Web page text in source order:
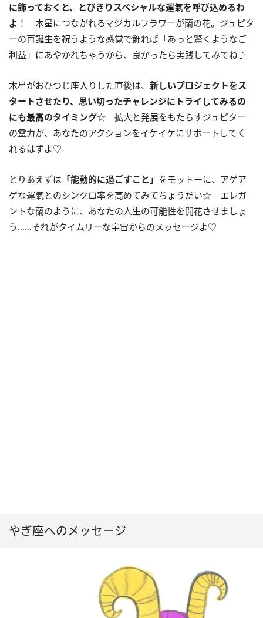
に飾っておくと、とびきりスペシャルな運氣を呼び込めるわ
よ ！ 木星につながれるマジカルフラワーが蘭の花。ジュピタ
ーの再誕生を祝うような感覚で飾れば「あっと驚くようなご
利益」にあやかれちゃうから、良かったら実践してみてね♪
木星がおひつじ座入りした直後は、 新しいプロジェクトをス
タートさせたり、思い切ったチャレンジにトライしてみるの
にも最高のタイミング☆ 拡大と発展をもたらすジュピター
の霊力が、あなたのアクションをイケイケにサポートしてく
れるはずよ♡
とりあえずは 「能動的に過ごすこと」 をモットーに、アゲア
ゲな運氣とのシンクロ率を高めてみてちょうだい☆ エレガ
ントな蘭のように、あなたの人生の可能性を開花させましょ
う……それがタイムリーな宇宙からのメッセージよ♡
やぎ座へのメッセージ